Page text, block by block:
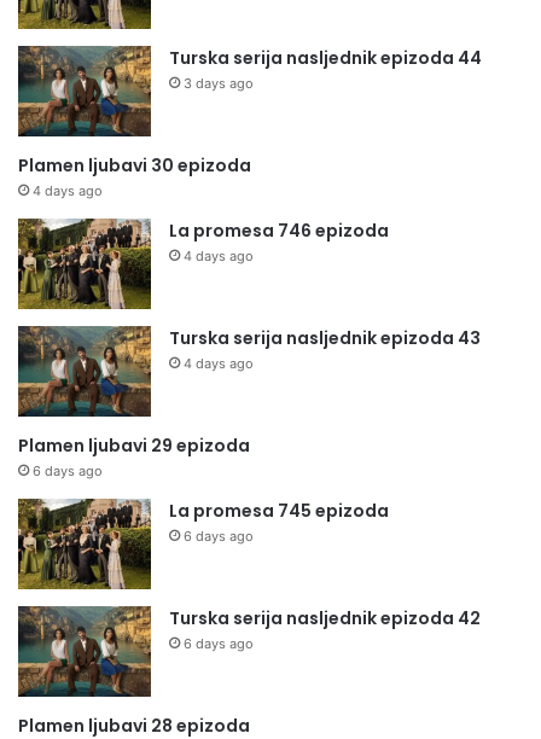
Turska serija nasljednik epizoda 44
3 days ago
Plamen ljubavi 30 epizoda
4 days ago
La promesa 746 epizoda
4 days ago
Turska serija nasljednik epizoda 43
4 days ago
Plamen ljubavi 29 epizoda
6 days ago
La promesa 745 epizoda
6 days ago
Turska serija nasljednik epizoda 42
6 days ago
Plamen ljubavi 28 epizoda